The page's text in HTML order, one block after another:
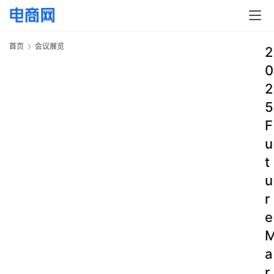
首页 会议展览
2
0
2
5
F
u
t
u
r
e
a